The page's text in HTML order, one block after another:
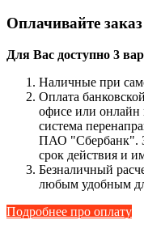
Оплачивайте
Для Вас доступно 3
Наличные при
Оплата
офисе или онлайн
система
ПАО "Сбербанк".
срок действия и
Безналичный
любым удобным
Подробнее про оплату